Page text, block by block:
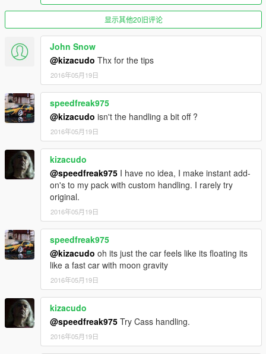
--------------------------------------------------------------------------------
CHANGELOG
-New Paintable meshes, more realistic to the real SSC Tuatara.
-Fixed Interior meshes that were being painted what were not
supposed to.
-Added a custom handling to the Add-On version.
显示其他20旧评论
John Snow
@kizacudo Thx for the tips
2016年05月19日
speedfreak975
@kizacudo isn't the handling a bit off ?
2016年05月19日
kizacudo
@speedfreak975 I have no idea, I make instant add-
on's to my pack with custom handling. I rarely try
original.
2016年05月19日
speedfreak975
@kizacudo oh its just the car feels like its floating its
like a fast car with moon gravity
2016年05月19日
kizacudo
@speedfreak975 Try Cass handling.
2016年05月19日